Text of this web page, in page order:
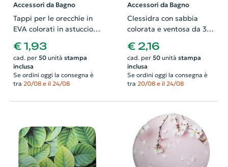
Accessori da Bagno
Tappi per le orecchie in
EVA colorati in astuccio
di plastica
€ 1,93
cad. per 50unità stampa
inclusa
Se ordini oggi la consegna è
tra 20/08 e il 24/08
Accessori da Bagno
Clessidra con sabbia
colorata e ventosa da 3
minuti
€ 2,16
cad. per 50unità stampa
inclusa
Se ordini oggi la consegna è
tra 20/08 e il 24/08